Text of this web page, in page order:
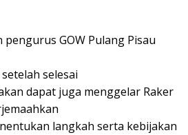
GOW Pulang Pisau
selesai
dapat juga menggelar Raker
langkah serta kebijakan